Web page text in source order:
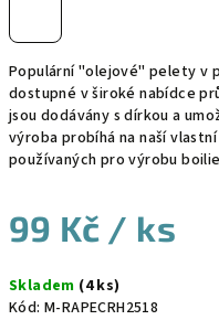
Populární "olejové" pelety v
dostupné v široké nabídce
jsou dodávány s dírkou a
výroba probíhá na naší
používaných pro výrobu
99 Kč / ks
cena:
Skladem (4 ks)
Kód: M-RAPECRH2518